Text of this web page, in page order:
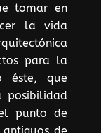
tomar en
la vida
para la
éste, que
posibilidad
punto de
de